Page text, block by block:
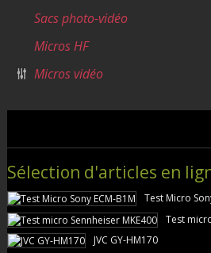
Sacs photo-vidéo
Micros HF
Micros vidéo
Sélection d'articles en
Test Micro
Test
JVC GY-HM170